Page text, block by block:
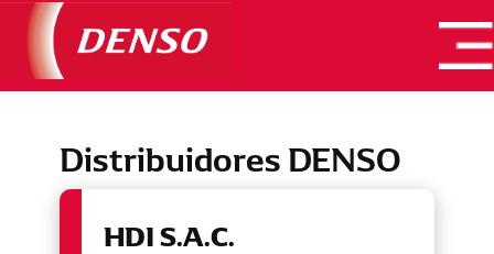
Productos
Nosotros
Dónde Comprar
Distribuidores DENSO
HDI S.A.C.